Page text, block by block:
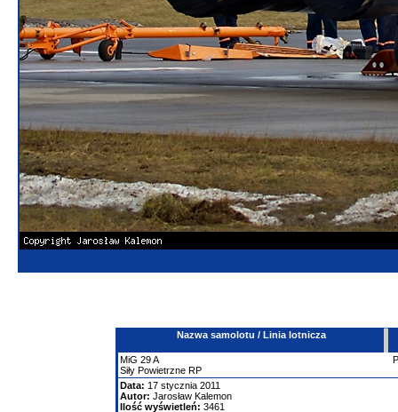
Nazwa samolotu / Linia lotnicza
MiG 29A
Siły Powietrzne RP
Data: 17 stycznia 2011
Autor: Jarosław Kalemon
Ilość wyświetleń: 3461